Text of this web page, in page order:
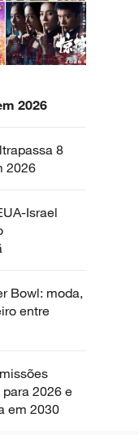
2026
8
2026
Israel
Bowl: moda,
entre
2026 e
em 2030